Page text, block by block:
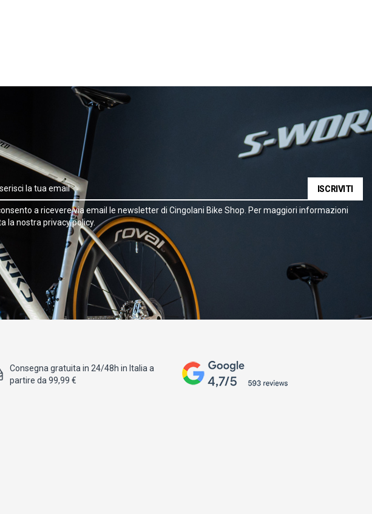
ISCRIVITI
a ricevere via email le newsletter di Cingolani Bike Shop. Per maggiori informazioni
la nostra privacy policy.
Consegna gratuita in 24/48h in Italia a
partire da 99,99 €